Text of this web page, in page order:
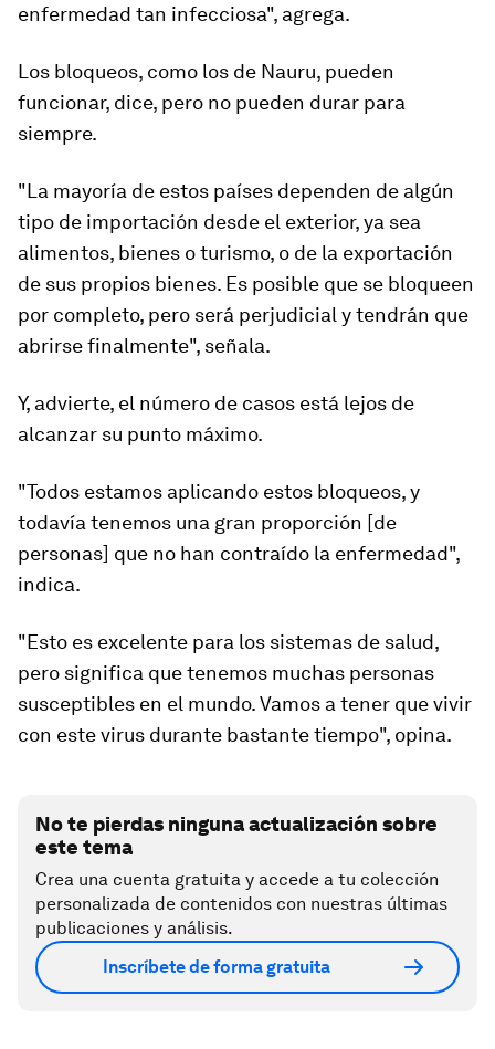
enfermedad tan infecciosa", agrega.
Los bloqueos, como los de Nauru, pueden
funcionar, dice, pero no pueden durar para
siempre.
"La mayoría de estos países dependen de algún
tipo de importación desde el exterior, ya sea
alimentos, bienes o turismo, o de la exportación
de sus propios bienes. Es posible que se bloqueen
por completo, pero será perjudicial y tendrán que
abrirse finalmente", señala.
Y, advierte, el número de casos está lejos de
alcanzar su punto máximo.
"Todos estamos aplicando estos bloqueos, y
todavía tenemos una gran proporción [de
personas] que no han contraído la enfermedad",
indica.
"Esto es excelente para los sistemas de salud,
pero significa que tenemos muchas personas
susceptibles en el mundo.Vamos a tener que vivir
con este virus durante bastante tiempo", opina.
No te pierdas ninguna actualización sobre
este tema
Crea una cuenta gratuita y accede a tu colección
personalizada de contenidos con nuestras últimas
publicaciones y análisis.
Inscríbete de forma gratuita